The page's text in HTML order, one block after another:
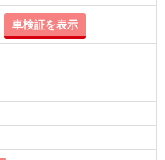
車検証を表示